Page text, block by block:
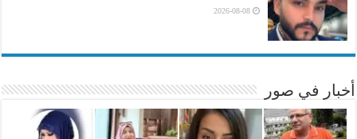
2026-08-08
أخبار في صور